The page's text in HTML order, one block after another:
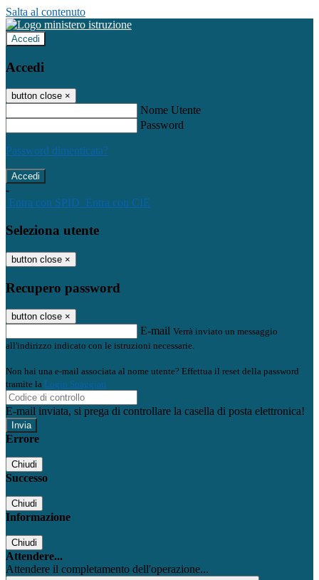
Salta al contenuto
Accedi
Accedi
button close ×
Nome Utente
Password
Password dimenticata?
-
Entra con SPID Entra con CIE
Seleziona utente
button close ×
Recupero password
button close ×
E-mail Verrà inviato un messaggio
all'indirizzo indicato con le istruzioni necessarie.
Non hai una e-mail associata al nome utente? Effettua il reset della password
tramite la Login Spaggiari
E-mail inviata, si prega di controllare la casella di posta elettronica!
Errore
Chiudi
Successo
Chiudi
Informazione
Chiudi
Attendere...
Attendere il completamento dell'operazione...